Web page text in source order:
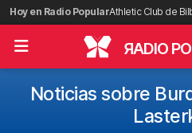
Saltar
al
contenido
Hoy en Radio PopularAthletic Club de
RADIO
Noticias sobre